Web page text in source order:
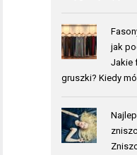
jak
Jakie
gruszki? Kiedy